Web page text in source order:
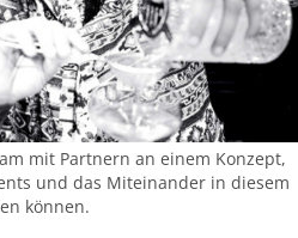
mit Partnern an einem Konzept,
und das Miteinander in diesem
können.